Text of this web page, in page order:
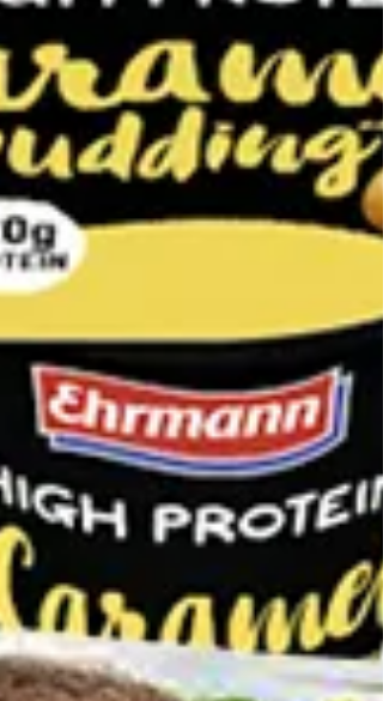
Onkologika jährlich 350 Milliarden Euro
umsetzt. Einen „Dr. Justus R. Hope“ gibt es
nicht wirklich. Hinter diesem Pseudonym
verbirgt sich ein